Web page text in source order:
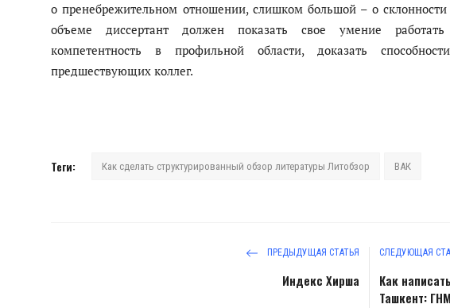
о пренебрежительном отношении, слишком большой – о
объеме диссертант должен показать свое умение работать
компетентность в профильной области, доказать
предшествующих коллег.
Теги: Как сделать структурированный обзор литературы Литобзор ВАК
ПРЕДЫДУЩАЯ СТАТЬЯ
Индекс Хирша
СЛЕДУЮЩАЯ
Как
Ташкент: